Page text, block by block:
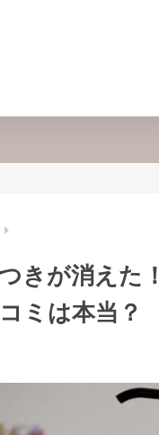
つきが消え
ミは本当？